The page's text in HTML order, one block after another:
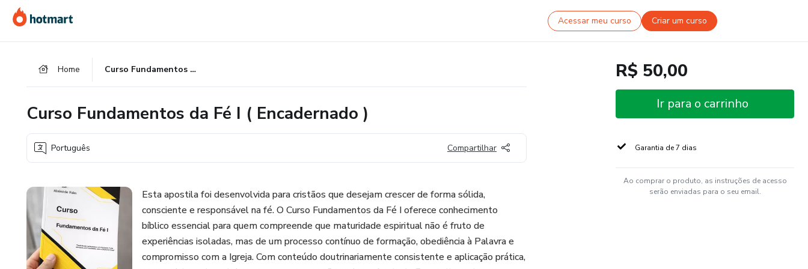
para
o
para
o
para
o
Acessar meu curso Criar um curso
Home Curso Fundamentos da Fé I ( Encadernado )
Curso Fundamentos da Fé I ( Encadernado )
Português Compartilhar
Esta apostila foi desenvolvida para cristãos que desejam crescer de forma sólida,
consciente e responsável na fé. O Curso Fundamentos da Fé I oferece conhecimento
bíblico essencial para quem compreende que maturidade espiritual não é fruto de
experiências isoladas, mas de um processo contínuo de formação, obediência à Palavra e
compromisso com a Igreja. Com conteúdo doutrinariamente consistente e aplicação prática,
R$ 50,00
Ir para o carrinho
Garantia de 7 dias
Ao comprar o produto, as instruções de acesso
serão enviadas para o seu email.